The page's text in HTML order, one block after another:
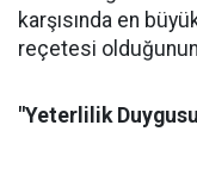
karşısında en
reçetesi olduğunun
"Yeterlilik